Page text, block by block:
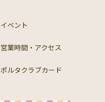
イベント
営業時間・アクセス
ポルタクラブカード